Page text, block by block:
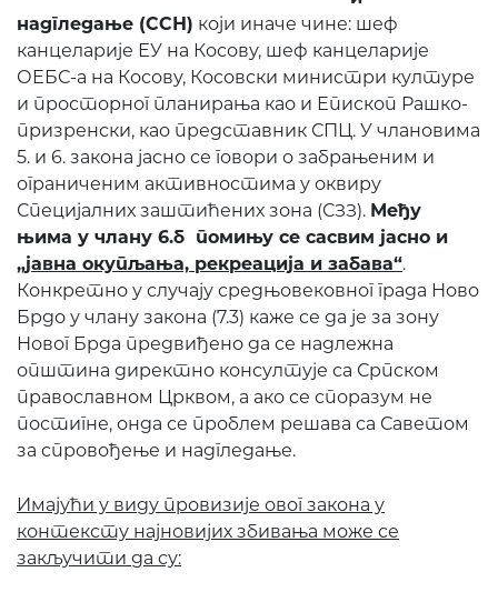
надгледање (ССН) који иначе чине: шеф
канцеларије ЕУ на Косову, шеф канцеларије
ОЕБС-а на Косову, Косовски министри културе
и просторног планирања као и Епископ Рашко-
призренски, као представник СПЦ. У члановима
5. и 6. закона јасно се говори о забрањеним и
ограниченим активностима у оквиру
Специјалних заштићених зона (СЗЗ). Међу
њима у члану 6.б помињу се сасвим јасно и
„јавна окупљања, рекреација и забава“.
Конкретно у случају средњовековног града Ново
Брдо у члану закона (7.3) каже се да је за зону
Новог Брда предвиђено да се надлежна
општина директно консултује са Српском
православном Црквом, а ако се споразум не
постигне, онда се проблем решава са Саветом
за спровођење и надгледање.
Имајући у виду провизије овог закона у
контексту најновијих збивања може се
закључити да су: